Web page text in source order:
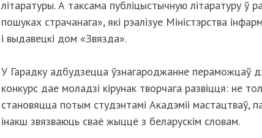
літаратуры. А таксама публіцыстычную літаратуру ў
пошуках страчанага», які рэалізуе Міністэрства
і выдавецкі дом «Звязда».
У Гарадку адбудзецца ўзнагароджанне пераможцаў
конкурс дае моладзі кірунак творчага развіцця: не
становяцца потым студэнтамі Акадэміі мастацтваў,
інакш звязваюць сваё жыццё з беларускім словам.